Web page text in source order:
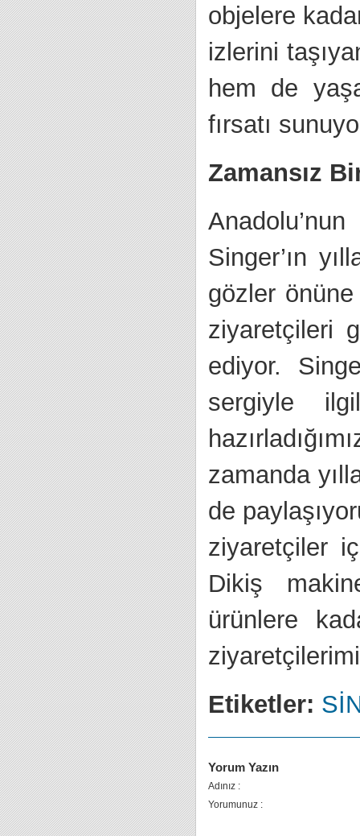
objelere
izlerini
hem de
fırsatı
Zamansız
Singer’ın
gözler
ziyaretçileri
ediyor.
sergiyle
zamanda
de
ziyaretçiler
Dikiş
ürünlere
Etiketler:
Yorum Yazın
Adınız :
Yorumunuz :